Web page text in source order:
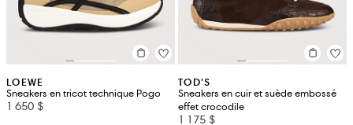
LOEWE
Sneakers en tricot technique Pogo
1 650 $
TOD'S
Sneakers en cuir et suède embossé
effet crocodile
1 175 $